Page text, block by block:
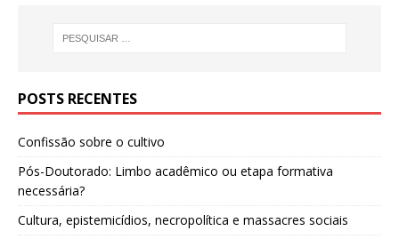
POSTS RECENTES
Confissão sobre o cultivo
Pós-Doutorado: Limbo acadêmico ou etapa formativa
necessária?
Cultura, epistemicídios, necropolítica e massacres sociais